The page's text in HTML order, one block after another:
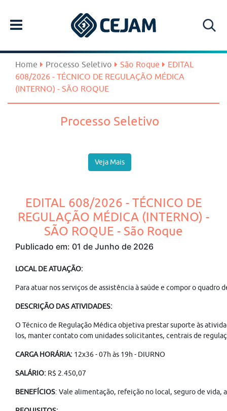
Home Processo Seletivo São Roque
EDITAL
608/2026 - TÉCNICO DE REGULAÇÃO MÉDICA
(INTERNO) - SÃO ROQUE
Processo Seletivo
Veja Mais
EDITAL 608/2026 - TÉCNICO DE
REGULAÇÃO MÉDICA (INTERNO) -
SÃO ROQUE - São Roque
Publicado em: 01 de Junho de 2026
LOCAL DE ATUAÇÃO:
Para atuar nos serviços de assistência à saúde e compor o
DESCRIÇÃO DAS ATIVIDADES:
O Técnico de Regulação Médica objetiva prestar suporte às
los, manter contato com unidades solicitantes, centrais de
CARGA HORÁRIA: 12x36 - 07h às 19h - DIURNO
SALÁRIO: R$ 2.450,07
BENEFÍCIOS: Vale alimentação, refeição no local, seguro de vida,